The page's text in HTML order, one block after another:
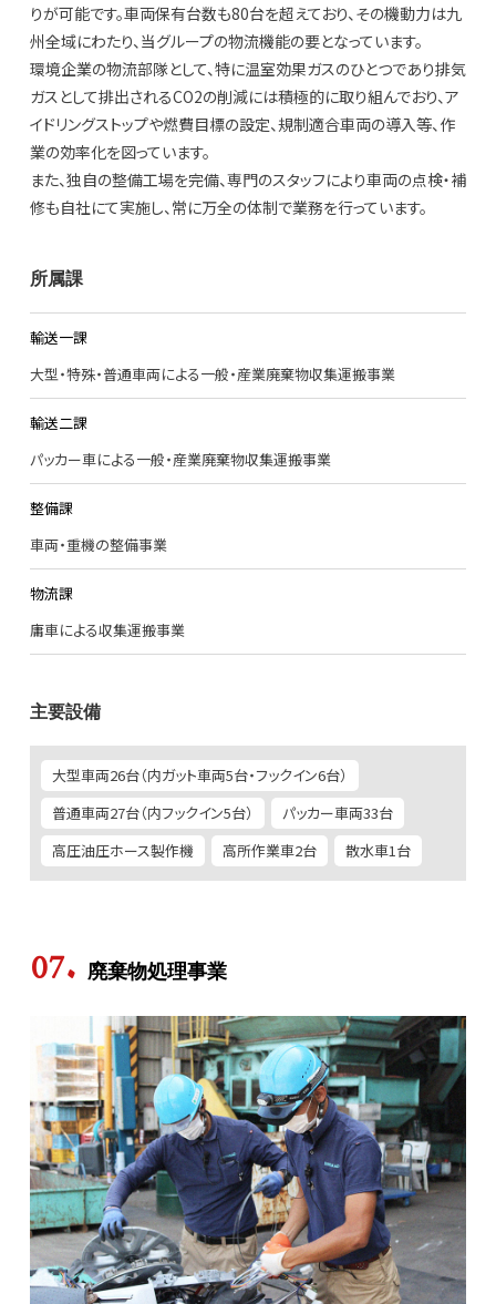
りが可能です。車両保有台数も80台を超えており、その機動力は九
州全域にわたり、当グループの物流機能の要となっています。
環境企業の物流部隊として、特に温室効果ガスのひとつであり排気
ガスとして排出されるCO2の削減には積極的に取り組んでおり、ア
イドリングストップや燃費目標の設定、規制適合車両の導入等、作
業の効率化を図っています。
また、独自の整備工場を完備、専門のスタッフにより車両の点検・補
修も自社にて実施し、常に万全の体制で業務を行っています。
所属課
輸送一課
大型・特殊・普通車両による一般・産業廃棄物収集運搬事業
輸送二課
パッカー車による一般・産業廃棄物収集運搬事業
整備課
車両・重機の整備事業
物流課
庸車による収集運搬事業
主要設備
大型車両26台（内ガット車両5台・フックイン6台）
普通車両27台（内フックイン5台）
パッカー車両33台
高圧油圧ホース製作機
高所作業車2台 散水車1台
廃棄物処理事業